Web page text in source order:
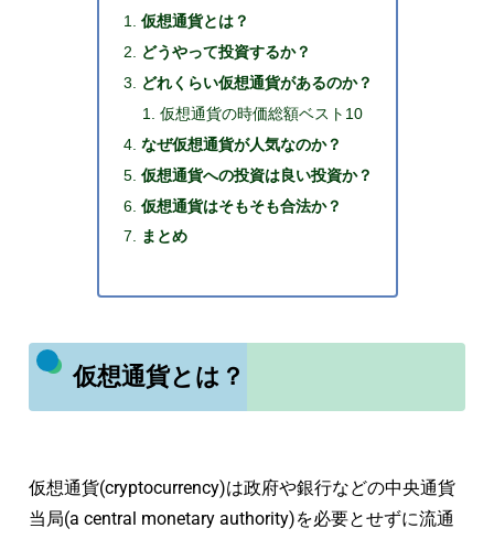
仮想通貨とは？
どうやって投資するか？
どれくらい仮想通貨があるのか？
仮想通貨の時価総額ベスト10
なぜ仮想通貨が人気なのか？
仮想通貨への投資は良い投資か？
仮想通貨はそもそも合法か？
まとめ
仮想通貨とは？
仮想通貨(cryptocurrency)は政府や銀行などの中央通貨
当局(a central monetary authority)を必要とせずに流通